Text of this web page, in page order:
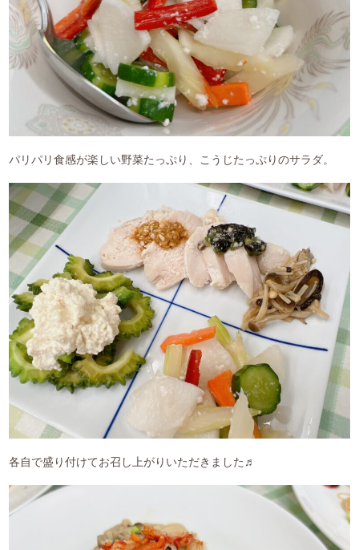
パリパリ食感が楽しい野菜たっぷり、こうじたっぷりのサラダ。
各自で盛り付けてお召し上がりいただきました♬